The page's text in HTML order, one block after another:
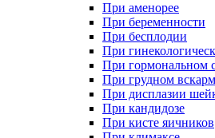
При аменорее
При беременности
При бесплодии
При
При гормональном
При грудном
При дисплазии
При кандидозе
При кисте яичников